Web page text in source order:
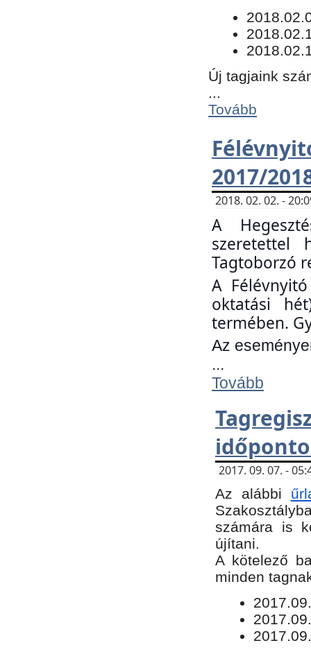
Új tagjaink
Tovább
2017/
2018. 02. 02. -
A
szeretettel
Tagtoborzó
A
oktatási
termében.
Az
...
Tovább
2017. 09. 07. -
Az alábbi
számára is
újítani.
​A kötelező
minden